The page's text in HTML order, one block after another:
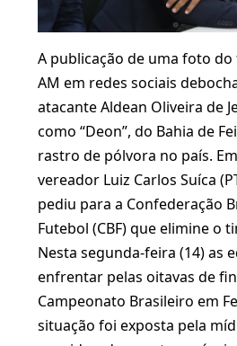
A publicação de uma foto
AM em redes sociais
atacante Aldean Oliveira de
como “Deon”, do Bahia de
rastro de pólvora no país.
vereador Luiz Carlos Suíca
pediu para a Confederação
Futebol (CBF) que elimine o
Nesta segunda-feira (14) as
enfrentar pelas oitavas de
Campeonato Brasileiro em
situação foi exposta pela